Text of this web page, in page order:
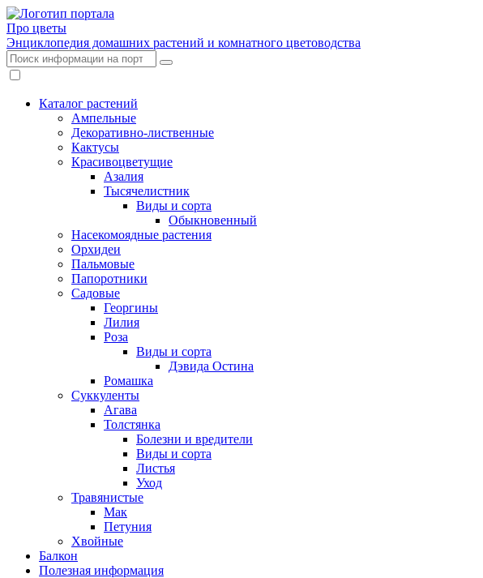
Про цветы
Энциклопедия домашних растений и комнатного цветоводства
Каталог растений
Ампельные
Декоративно-лиственные
Кактусы
Красивоцветущие
Азалия
Тысячелистник
Виды и сорта
Обыкновенный
Насекомоядные растения
Орхидеи
Пальмовые
Папоротники
Садовые
Георгины
Лилия
Роза
Виды и сорта
Дэвида Остина
Ромашка
Суккуленты
Агава
Толстянка
Болезни и вредители
Виды и сорта
Листья
Уход
Травянистые
Мак
Петуния
Хвойные
Балкон
Полезная информация